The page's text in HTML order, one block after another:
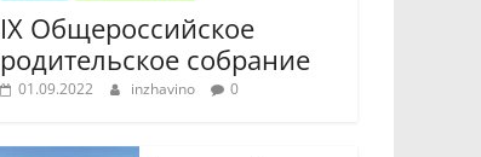
IX Общероссийское
родительское собрание
01.09.2022 inzhavino 0